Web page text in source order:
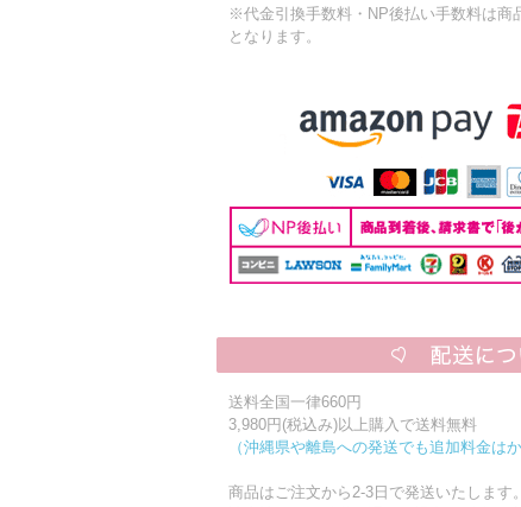
※代金引換手数料・NP後払い手数料は商
となります。
送料全国一律660円
3,980円(税込み)以上購入で送料無料
（沖縄県や離島への発送でも追加料金は
商品はご注文から2-3日で発送いたします。